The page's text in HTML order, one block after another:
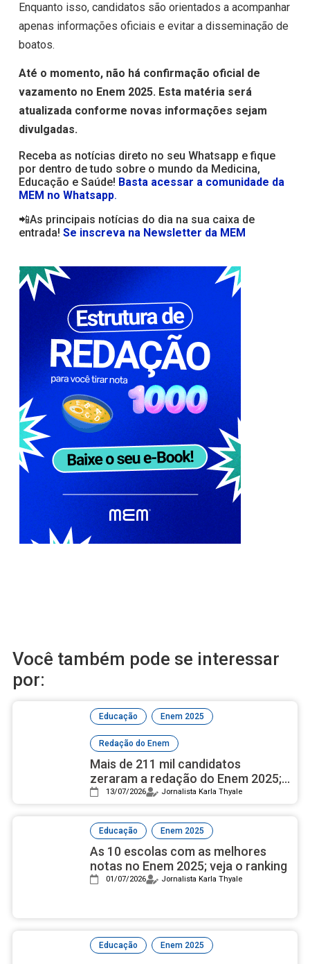
Enquanto isso, candidatos são orientados a acompanhar
apenas informações oficiais e evitar a disseminação de
boatos.
Até o momento, não há confirmação oficial de
vazamento no Enem 2025. Esta matéria será
atualizada conforme novas informações sejam
divulgadas.
Receba as notícias direto no seu Whatsapp e fique
por dentro de tudo sobre o mundo da Medicina,
Educação e Saúde! Basta acessar a comunidade da
MEM no Whatsapp.
📲As principais notícias do dia na sua caixa de
entrada! Se inscreva na Newsletter da MEM
Você também pode se interessar
por:
Educação , Enem 2025
Redação do Enem
Mais de 211 mil candidatos
zeraram a redação do Enem 2025;
veja os principais motivos
13/07/2026 Jornalista Karla Thyale
Educação , Enem 2025
As 10 escolas com as melhores
notas no Enem 2025; veja o ranking
01/07/2026 Jornalista Karla Thyale
Educação , Enem 2025